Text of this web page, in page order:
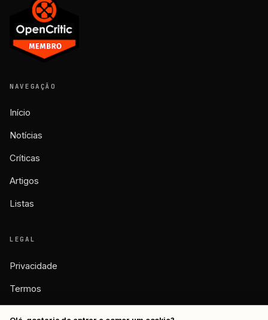
NAVEGAÇÃO
Início
Notícias
Críticas
Artigos
Listas
LEGAL
Privacidade
Termos